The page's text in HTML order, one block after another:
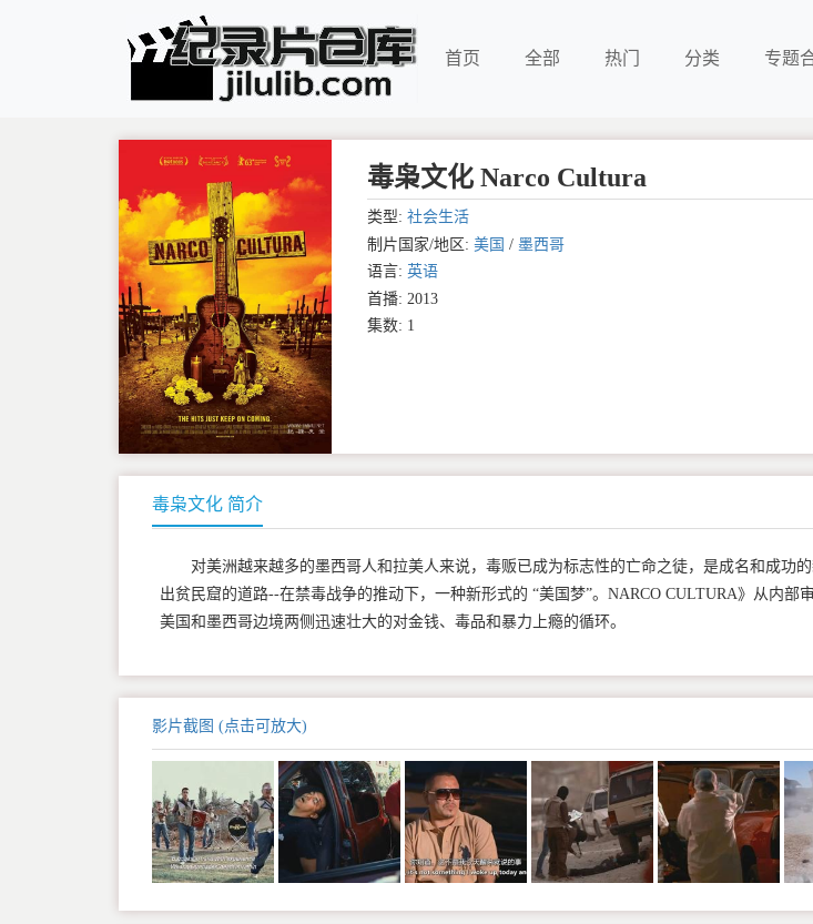
首页 全部 热门 分类 专题
毒枭文化 Narco Cultura
类型: 社会生活
制片国家/地区: 美国 / 墨西哥
语言: 英语
首播: 2013
集数: 1
毒枭文化 简介
对美洲越来越多的墨西哥人和拉美人来说，毒贩已成为标志性的亡命之徒，是成名和成功
出贫民窟的道路--在禁毒战争的推动下，一种新形式的 “美国梦”。NARCO CULTURA》从内部
美国和墨西哥边境两侧迅速壮大的对金钱、毒品和暴力上瘾的循环。
影片截图 (点击可放大)